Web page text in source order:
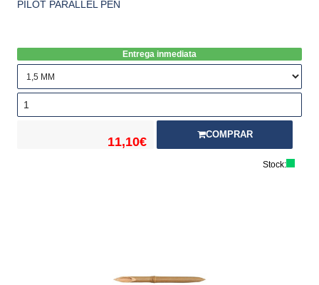
PILOT PARALLEL PEN
Entrega inmediata
11,10€
COMPRAR
Stock: